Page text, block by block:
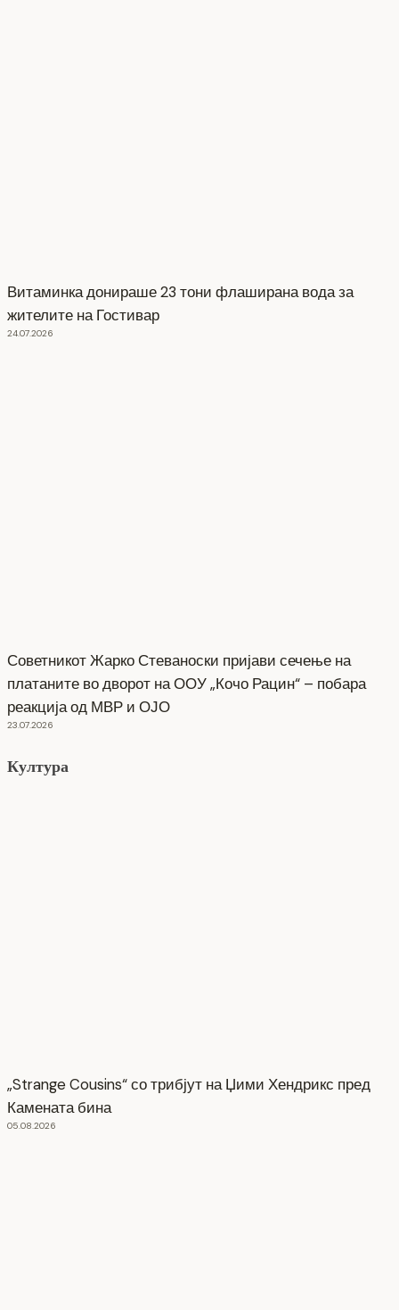
Витаминка донираше 23 тони флаширана вода за
жителите на Гостивар
24.07.2026
Советникот Жарко Стеваноски пријави сечење на
платаните во дворот на ООУ „Кочо Рацин“ – побара
реакција од МВР и ОЈО
23.07.2026
Култура
„Strange Cousins“ со трибјут на Џими Хендрикс пред
Камената бина
05.08.2026